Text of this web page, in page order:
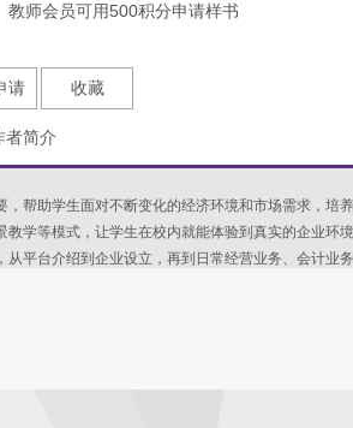
师会员可用500积分申请样书
请 收藏
者简介
，帮助学生面对不断变化的经济环境和市场需求，培
教学等模式，让学生在校内就能体验到真实的企业环
从平台介绍到企业设立，再到日常经营业务、会计业